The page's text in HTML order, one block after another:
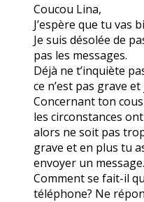
Coucou Lina,
J’espère que tu vas
Je suis désolée de
pas les messages.
Déjà ne t’inquiète
ce n’est pas grave
Concernant ton
les circonstances
alors ne soit pas
grave et en plus tu
envoyer un message.
Comment se fait-il
téléphone? Ne